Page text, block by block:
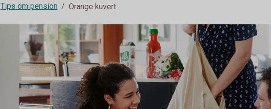
Tips om pension Orange kuvert